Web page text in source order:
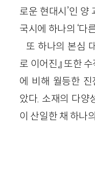
로운 현대시’인 양
국시에 하나의 ‘다
또 하나의 본심
로 이어진』 또한
에 비해 월등한
았다. 소재의 다양
이 산일한 채 하나